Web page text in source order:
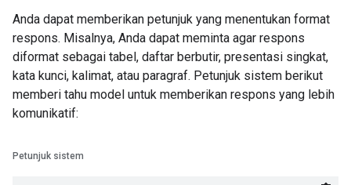
Anda dapat memberikan petunjuk yang menentukan format
respons. Misalnya, Anda dapat meminta agar respons
diformat sebagai tabel, daftar berbutir, presentasi singkat,
kata kunci, kalimat, atau paragraf. Petunjuk sistem berikut
memberi tahu model untuk memberikan respons yang lebih
komunikatif:
Petunjuk sistem